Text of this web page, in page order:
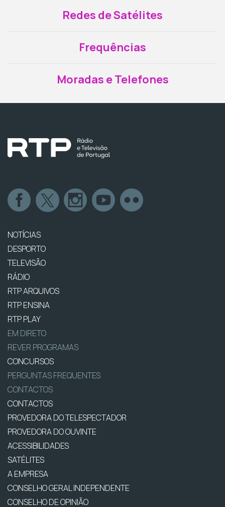
Redes de Satélites
Frequências
Moradas e Telefones
NOTÍCIAS
DESPORTO
TELEVISÃO
RÁDIO
RTP ARQUIVOS
RTP ENSINA
RTP PLAY
EM DIRETO
REVER PROGRAMAS
CONCURSOS
PERGUNTAS FREQUENTES
CONTACTOS
CONTACTOS
PROVEDORA DO TELESPECTADOR
PROVEDORA DO OUVINTE
ACESSIBILIDADES
SATÉLITES
A EMPRESA
CONSELHO GERAL INDEPENDENTE
CONSELHO DE OPINIÃO